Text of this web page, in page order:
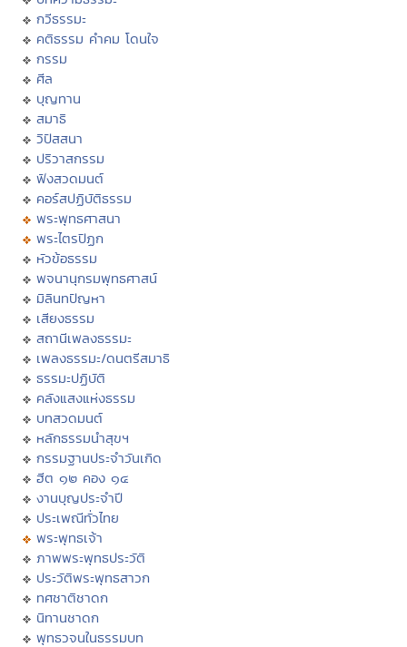
กวีธรรมะ
คติธรรม คำคม โดนใจ
กรรม
ศีล
บุญทาน
สมาธิ
วิปัสสนา
ปริวาสกรรม
ฟังสวดมนต์
คอร์สปฏิบัติธรรม
พระพุทธศาสนา
พระไตรปิฏก
หัวข้อธรรม
พจนานุกรมพุทธศาสน์
มิลินทปัญหา
เสียงธรรม
สถานีเพลงธรรมะ
เพลงธรรมะ/ดนตรีสมาธิ
ธรรมะปฏิบัติ
คลังแสงแห่งธรรม
บทสวดมนต์
หลักธรรมนำสุขฯ
กรรมฐานประจำวันเกิด
ฮีต ๑๒ คอง ๑๔
งานบุญประจำปี
ประเพณีทั่วไทย
พระพุทธเจ้า
ภาพพระพุทธประวัติ
ประวัติพระพุทธสาวก
ทศชาติชาดก
นิทานชาดก
พุทธวจนในธรรมบท